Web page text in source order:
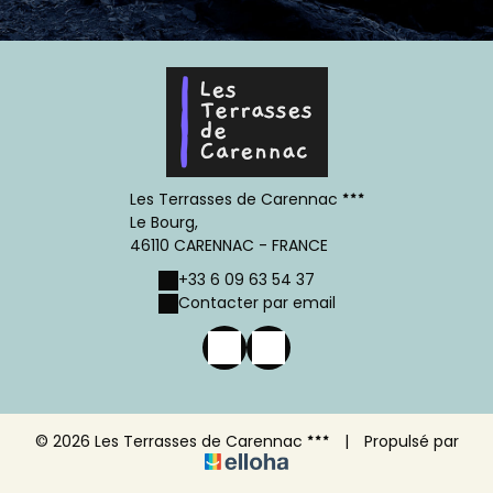
Les Terrasses de Carennac
Le Bourg,
46110 CARENNAC - FRANCE
+33 6 09 63 54 37
Contacter par email
© 2026 Les Terrasses de Carennac | Propulsé par